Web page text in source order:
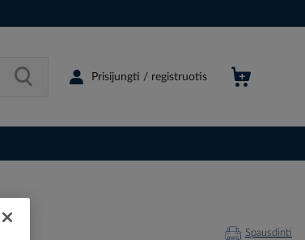
Prisijungti / registruotis
Spausdinti